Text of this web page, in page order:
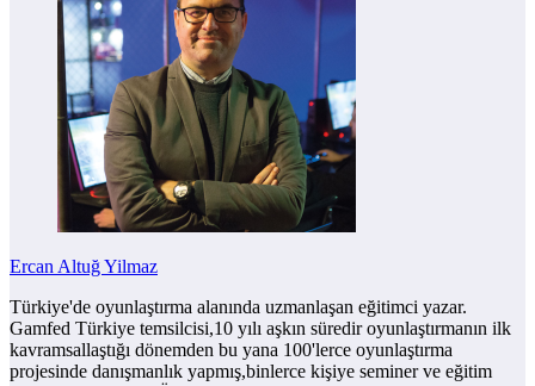
Ercan Altuğ Yilmaz
Türkiye'de oyunlaştırma alanında uzmanlaşan eğitimci yazar.
Gamfed Türkiye temsilcisi,10 yılı aşkın süredir oyunlaştırmanın ilk
kavramsallaştığı dönemden bu yana 100'lerce oyunlaştırma
projesinde danışmanlık yapmış,binlerce kişiye seminer ve eğitim